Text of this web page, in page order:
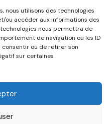
nous utilisons des technologies
ou accéder aux informations des
nous permettra de
de navigation ou les ID
consentir ou de retirer son
sur certaines